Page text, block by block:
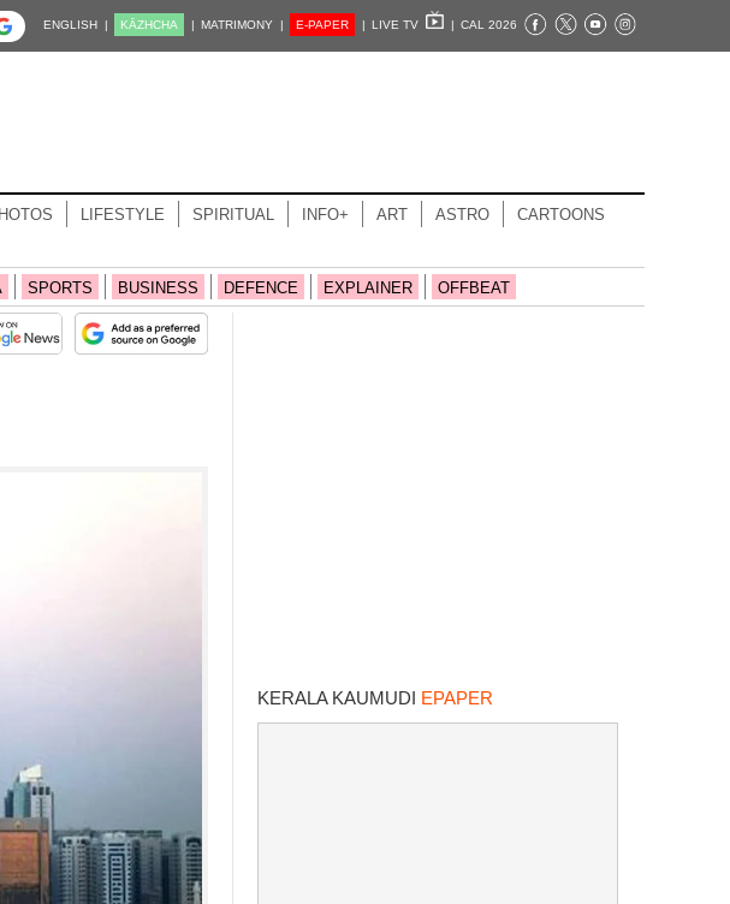
ENGLISH | KĀZHCHA | MATRIMONY | E-PAPER | LIVE TV | CAL 2026
LIFESTYLE SPIRITUAL INFO+ ART ASTRO CARTOONS
SPORTS BUSINESS DEFENCE EXPLAINER OFFBEAT
KERALA KAUMUDI EPAPER